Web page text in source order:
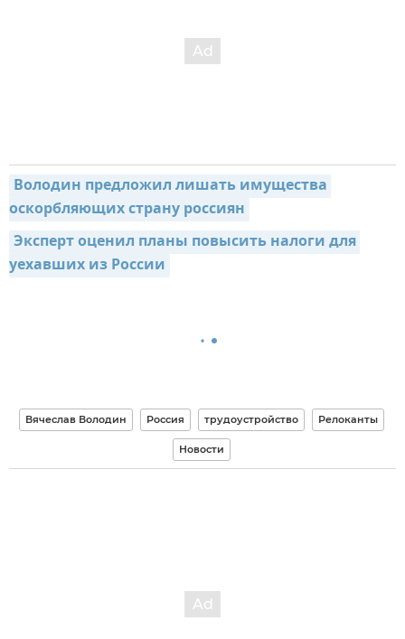
Володин предложил лишать имущества
оскорбляющих страну россиян
Эксперт оценил планы повысить налоги для
уехавших из России
Вячеслав Володин Россия трудоустройство Релоканты
Новости